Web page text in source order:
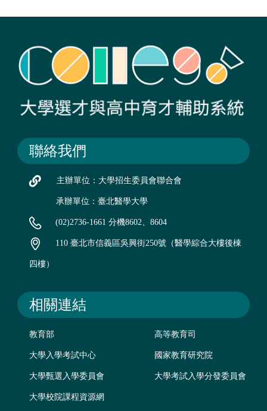
聯絡我們
主辦單位：大學招生委員會聯合會
承辦單位：臺北醫學大學
(02)2736-1661 分機8602、8604
110 臺北市信義區吳興街250號（醫學綜合大樓後棟
四樓）
相關連結
教育部 高等教育司
大學入學考試中心 國家教育研究院
大學甄選入學委員會 大學考試入學分發委員會
大學校院課程資源網